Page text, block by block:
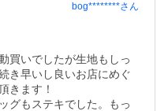
bog********さん
買いでしたが生地もしっ
き早いし良いお店にめぐ
きます！
グもステキでした。もっ